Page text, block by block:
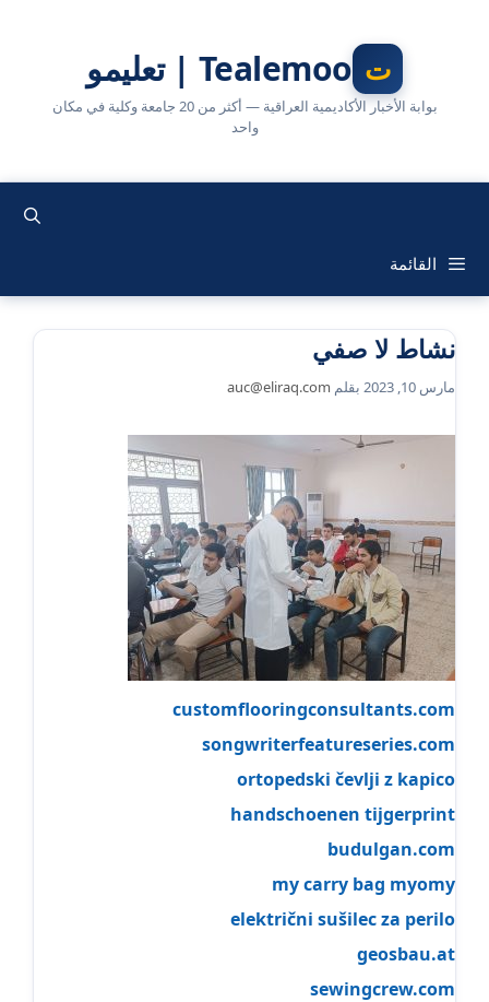
Tealemoo | تعليمو
بوابة الأخبار الأكاديمية العراقية — أكثر من 20 جامعة وكلية في مكان
واحد
القائمة
نشاط لا صفي
مارس 10, 2023 بقلم auc@eliraq.com
customflooringconsultants.com
songwriterfeatureseries.com
ortopedski čevlji z kapico
handschoenen tijgerprint
budulgan.com
my carry bag myomy
električni sušilec za perilo
geosbau.at
sewingcrew.com